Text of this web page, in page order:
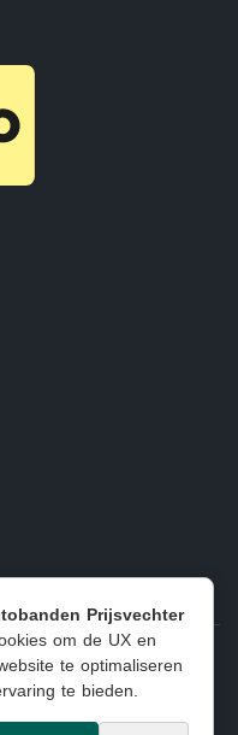
Prijsvechter
om de UX en
te optimaliseren
te bieden.
Privacy | Voorwaarden
Oosterhout